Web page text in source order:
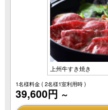
上州牛すき焼き
1名様料金( 2名様1室利用時 )
39,600円 ～